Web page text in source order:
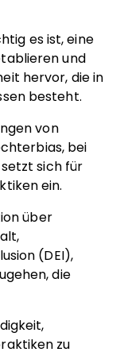
es ist, eine
und
hervor, die in
besteht.
von
bei
sich für
ein.
über
(DEI),
die
zu